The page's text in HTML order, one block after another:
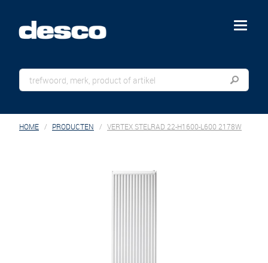
menu
HOME PRODUCTEN VERTEX STELRAD 22-H1600-L600 2178W